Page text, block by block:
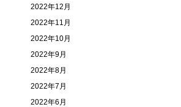
2022年12月
2022年11月
2022年10月
2022年9月
2022年8月
2022年7月
2022年6月